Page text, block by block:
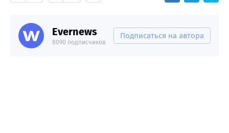
Evernews
8090 подписчиков
Подписаться на автора